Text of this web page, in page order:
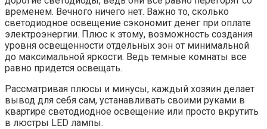
временем. Вечного ничего нет. Важно то, сколько
светодиодное освещение сэкономит денег при оплате
электроэнергии. Плюс к этому, возможность создания
уровня освещенности отдельных зон от минимальной
до максимальной яркости. Ведь темные комнаты все
равно придется освещать.
Рассматривая плюсы и минусы, каждый хозяин делает
вывод для себя сам, устанавливать своими руками в
квартире светодиодное освещение или просто вкрутить
в люстры LED лампы.